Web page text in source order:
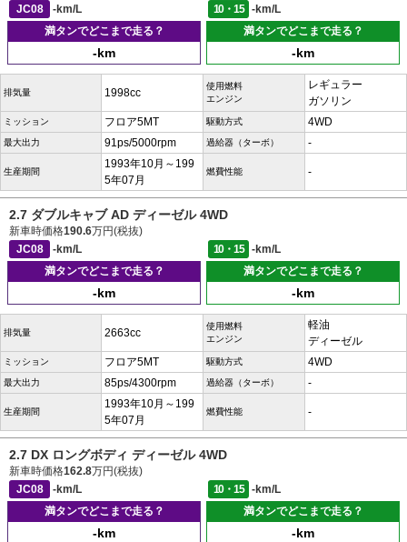
JC08
-km/L 10・15
-km/L
満タンでどこまで走る？
-km
満タンでどこまで走る？
-km
排気量 1998cc
使用燃料
エンジン
レギュラー
ガソリン
ミッション フロア5MT 駆動方式 4WD
最大出力 91ps/5000rpm 過給器（ターボ） -
生産期間
1993年10月～199
5年07月
燃費性能 -
2.7 ダブルキャブ AD ディーゼル 4WD
新車時価格190.6万円(税抜)
JC08
-km/L 10・15
-km/L
満タンでどこまで走る？
-km
満タンでどこまで走る？
-km
排気量 2663cc
使用燃料
エンジン
軽油
ディーゼル
ミッション フロア5MT 駆動方式 4WD
最大出力 85ps/4300rpm 過給器（ターボ） -
生産期間
1993年10月～199
5年07月
燃費性能 -
2.7 DX ロングボディ ディーゼル 4WD
新車時価格162.8万円(税抜)
JC08
-km/L 10・15
-km/L
満タンでどこまで走る？
-km
満タンでどこまで走る？
-km